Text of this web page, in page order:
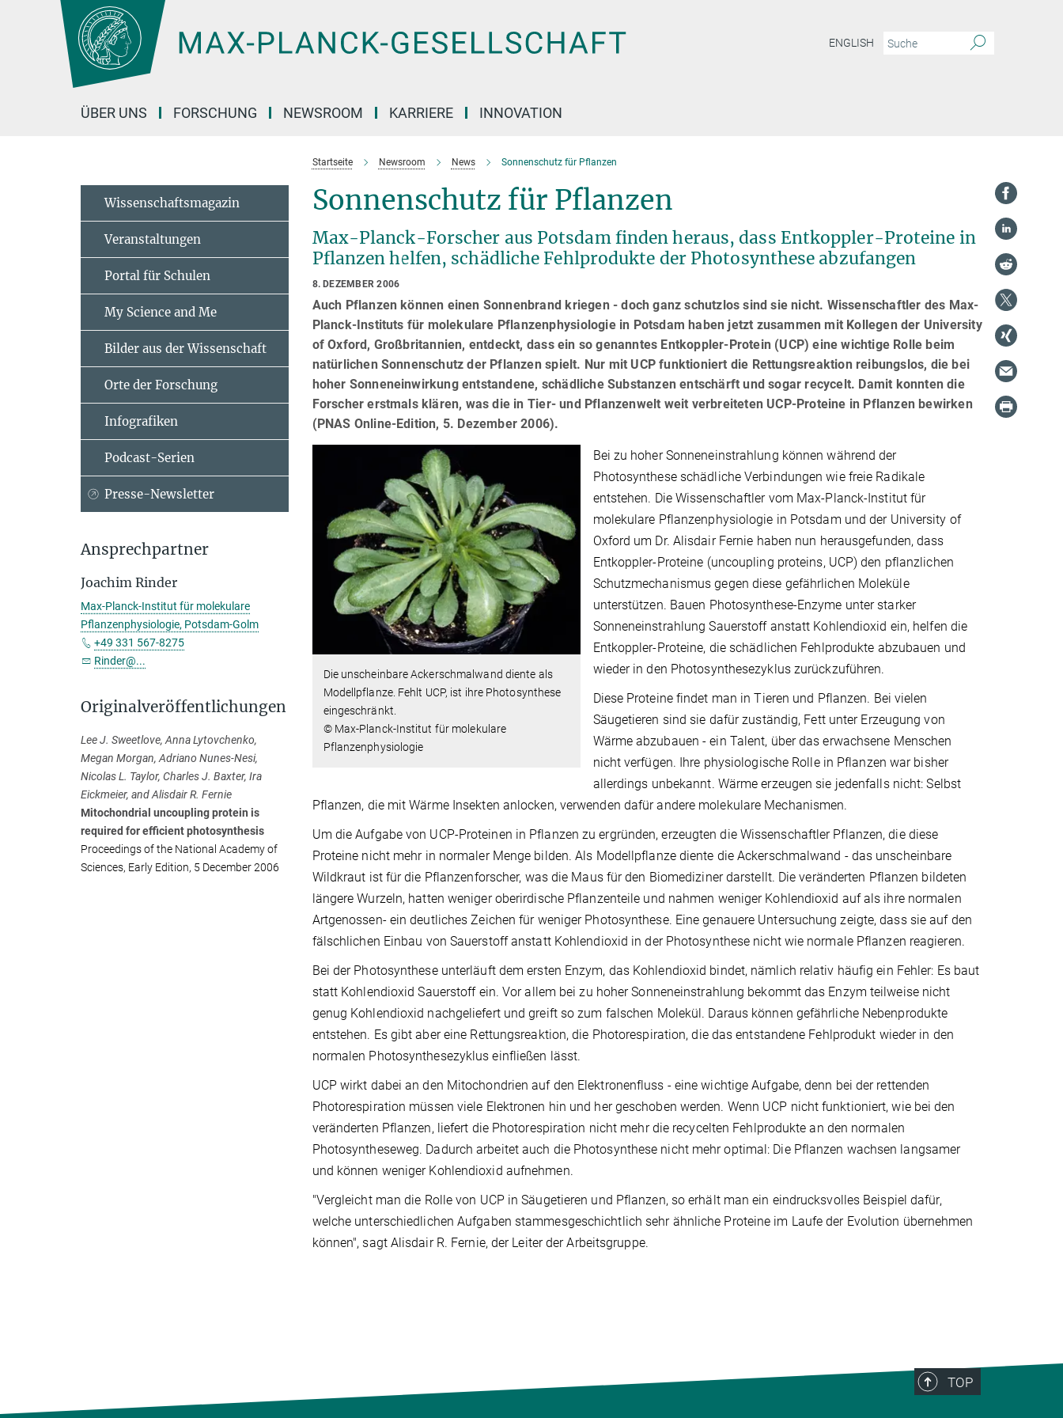
Hauptinhalt
ENGLISH
ÜBER UNS FORSCHUNG NEWSROOM KARRIERE INNOVATION
Startseite Newsroom News Sonnenschutz für Pflanzen
Sonnenschutz für Pflanzen
Max-Planck-Forscher aus Potsdam finden heraus, dass Entkoppler-Proteine in
Pflanzen helfen, schädliche Fehlprodukte der Photosynthese abzufangen
8. DEZEMBER 2006
Auch Pflanzen können einen Sonnenbrand kriegen - doch ganz schutzlos sind sie nicht. Wissenschaftler des Max-
Planck-Instituts für molekulare Pflanzenphysiologie in Potsdam haben jetzt zusammen mit Kollegen der University
of Oxford, Großbritannien, entdeckt, dass ein so genanntes Entkoppler-Protein (UCP) eine wichtige Rolle beim
natürlichen Sonnenschutz der Pflanzen spielt. Nur mit UCP funktioniert die Rettungsreaktion reibungslos, die bei
hoher Sonneneinwirkung entstandene, schädliche Substanzen entschärft und sogar recycelt. Damit konnten die
Forscher erstmals klären, was die in Tier- und Pflanzenwelt weit verbreiteten UCP-Proteine in Pflanzen bewirken
(PNAS Online-Edition, 5. Dezember 2006).
Die unscheinbare Ackerschmalwand diente als
Modellpflanze. Fehlt UCP, ist ihre Photosynthese
eingeschränkt.
© Max-Planck-Institut für molekulare
Pflanzenphysiologie
Bei zu hoher Sonneneinstrahlung können während der
Photosynthese schädliche Verbindungen wie freie Radikale
entstehen. Die Wissenschaftler vom Max-Planck-Institut für
molekulare Pflanzenphysiologie in Potsdam und der University of
Oxford um Dr. Alisdair Fernie haben nun herausgefunden, dass
Entkoppler-Proteine (uncoupling proteins, UCP) den pflanzlichen
Schutzmechanismus gegen diese gefährlichen Moleküle
unterstützen. Bauen Photosynthese-Enzyme unter starker
Sonneneinstrahlung Sauerstoff anstatt Kohlendioxid ein, helfen die
Entkoppler-Proteine, die schädlichen Fehlprodukte abzubauen und
wieder in den Photosynthesezyklus zurückzuführen.
Diese Proteine findet man in Tieren und Pflanzen. Bei vielen
Säugetieren sind sie dafür zuständig, Fett unter Erzeugung von
Wärme abzubauen - ein Talent, über das erwachsene Menschen
nicht verfügen. Ihre physiologische Rolle in Pflanzen war bisher
allerdings unbekannt. Wärme erzeugen sie jedenfalls nicht: Selbst
Pflanzen, die mit Wärme Insekten anlocken, verwenden dafür andere molekulare Mechanismen.
Um die Aufgabe von UCP-Proteinen in Pflanzen zu ergründen, erzeugten die Wissenschaftler Pflanzen, die diese
Proteine nicht mehr in normaler Menge bilden. Als Modellpflanze diente die Ackerschmalwand - das unscheinbare
Wildkraut ist für die Pflanzenforscher, was die Maus für den Biomediziner darstellt. Die veränderten Pflanzen bildeten
längere Wurzeln, hatten weniger oberirdische Pflanzenteile und nahmen weniger Kohlendioxid auf als ihre normalen
Artgenossen- ein deutliches Zeichen für weniger Photosynthese. Eine genauere Untersuchung zeigte, dass sie auf den
fälschlichen Einbau von Sauerstoff anstatt Kohlendioxid in der Photosynthese nicht wie normale Pflanzen reagieren.
Bei der Photosynthese unterläuft dem ersten Enzym, das Kohlendioxid bindet, nämlich relativ häufig ein Fehler: Es baut
statt Kohlendioxid Sauerstoff ein. Vor allem bei zu hoher Sonneneinstrahlung bekommt das Enzym teilweise nicht
genug Kohlendioxid nachgeliefert und greift so zum falschen Molekül. Daraus können gefährliche Nebenprodukte
entstehen. Es gibt aber eine Rettungsreaktion, die Photorespiration, die das entstandene Fehlprodukt wieder in den
normalen Photosynthesezyklus einfließen lässt.
UCP wirkt dabei an den Mitochondrien auf den Elektronenfluss - eine wichtige Aufgabe, denn bei der rettenden
Photorespiration müssen viele Elektronen hin und her geschoben werden. Wenn UCP nicht funktioniert, wie bei den
veränderten Pflanzen, liefert die Photorespiration nicht mehr die recycelten Fehlprodukte an den normalen
Photosyntheseweg. Dadurch arbeitet auch die Photosynthese nicht mehr optimal: Die Pflanzen wachsen langsamer
und können weniger Kohlendioxid aufnehmen.
"Vergleicht man die Rolle von UCP in Säugetieren und Pflanzen, so erhält man ein eindrucksvolles Beispiel dafür,
welche unterschiedlichen Aufgaben stammesgeschichtlich sehr ähnliche Proteine im Laufe der Evolution übernehmen
können", sagt Alisdair R. Fernie, der Leiter der Arbeitsgruppe.
Wissenschaftsmagazin
Veranstaltungen
Portal für Schulen
My Science and Me
Bilder aus der Wissenschaft
Orte der Forschung
Infografiken
Podcast-Serien
Presse-Newsletter
Ansprechpartner
Joachim Rinder
Max-Planck-Institut für molekulare
Pflanzenphysiologie, Potsdam-Golm
+49 331 567-8275
Rinder@...
Originalveröffentlichungen
Lee J. Sweetlove, Anna Lytovchenko,
Megan Morgan, Adriano Nunes-Nesi,
Nicolas L. Taylor, Charles J. Baxter, Ira
Eickmeier, and Alisdair R. Fernie
Mitochondrial uncoupling protein is
required for efficient photosynthesis
Proceedings of the National Academy of
Sciences, Early Edition, 5 December 2006
TOP